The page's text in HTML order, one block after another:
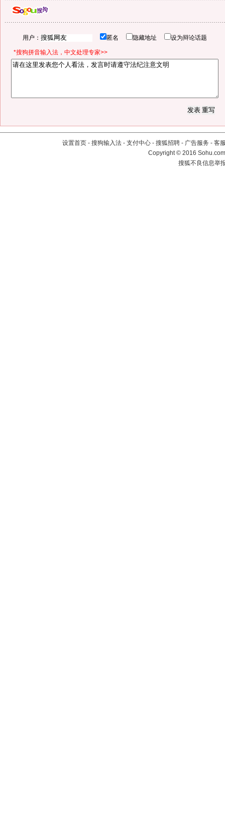
用户： 匿名 隐藏地址 设为辩论话题
*搜狗拼音输入法，中文处理专家>>
设置首页 - 搜狗输入法 - 支付中心 - 搜狐招聘 - 广告服务 - 客
Copyright©2016
搜狐不良信息举